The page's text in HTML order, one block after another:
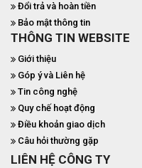
Đổi trả và hoàn tiền
Bảo mật thông tin
THÔNG TIN WEBSITE
Giới thiệu
Góp ý và Liên hệ
Tin công nghệ
Quy chế hoạt động
Điều khoản giao dịch
Câu hỏi thường gặp
LIÊN HỆ CÔNG TY